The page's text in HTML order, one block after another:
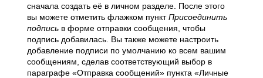
сначала создать её в личном разделе. После этого
вы можете отметить флажком пунктПрисоединить
подпись в форме отправки сообщения, чтобы
подпись добавилась. Вы также можете настроить
добавление подписи по умолчанию ко всем вашим
сообщениям, сделав соответствующий выбор в
параграфе «Отправка сообщений» пункта «Личные